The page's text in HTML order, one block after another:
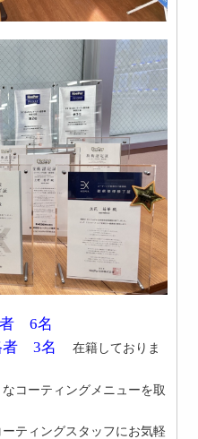
者 6名
者 3名
在籍しておりま
コーティングメニューを取
ティングスタッフにお気軽